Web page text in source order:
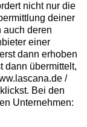
nicht nur die
deiner
auch deren
einer
dann erhoben
dann übermittelt,
/
Bei den
Unternehmen: